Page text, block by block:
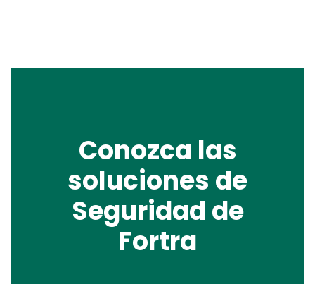
Conozca las
soluciones de
Seguridad de
Fortra